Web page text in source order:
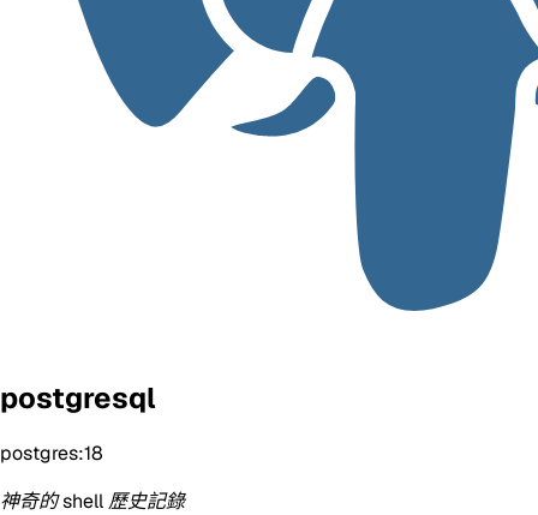
postgresql
postgres:18
神奇的 shell 歷史記錄